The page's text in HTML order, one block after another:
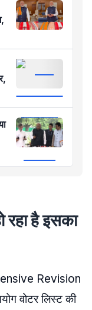
रहा है इसका
Revision
वोटर लिस्ट की